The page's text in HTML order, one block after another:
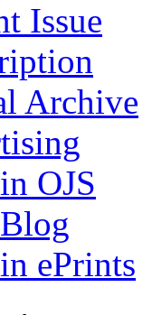
Issue
Archive
OJS
ePrints